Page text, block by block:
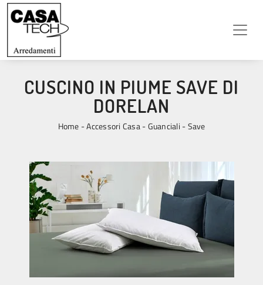
CUSCINO IN PIUME SAVE DI
DORELAN
Home -Accessori Casa-Guanciali -Save